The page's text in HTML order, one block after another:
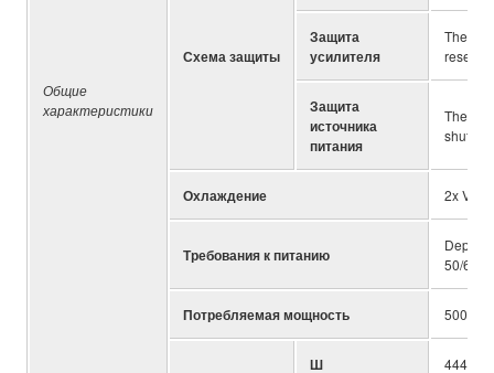
Общие
характеристики
Схема защиты
Защита
усилителя
reset),
Защита
источника
питания
Охлаждение 2x
Требования к питанию
50/60Hz
Потребляемая мощность 500W
Ш